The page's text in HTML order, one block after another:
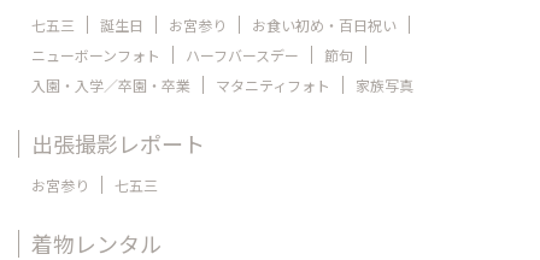
七五三 誕生日 お宮参り
お食い初め・百日祝い
ニューボーンフォト
ハーフバースデー
節句
入園・入学／卒園・卒業
マタニティフォト 家族写真
出張撮影レポート
お宮参り 七五三
着物レンタル